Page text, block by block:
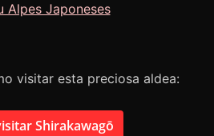
visitar esta preciosa aldea:
Shirakawagō